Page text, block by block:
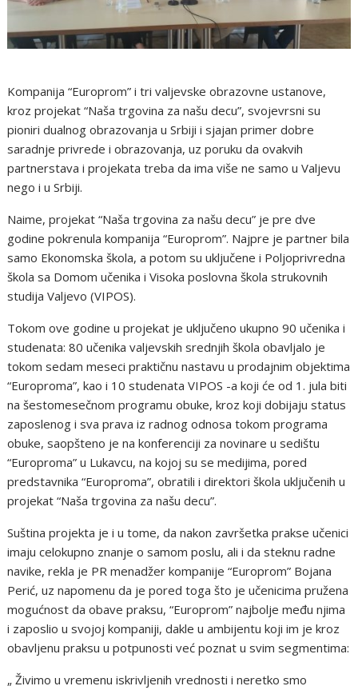
Kompanija “Europrom” i tri valjevske obrazovne ustanove,
kroz projekat “Naša trgovina za našu decu”, svojevrsni su
pioniri dualnog obrazovanja u Srbiji i sjajan primer dobre
saradnje privrede i obrazovanja, uz poruku da ovakvih
partnerstava i projekata treba da ima više ne samo u Valjevu
nego i u Srbiji.
Naime, projekat “Naša trgovina za našu decu” je pre dve
godine pokrenula kompanija “Europrom”. Najpre je partner bila
samo Ekonomska škola, a potom su uključene i Poljoprivredna
škola sa Domom učenika i Visoka poslovna škola strukovnih
studija Valjevo (VIPOS).
Tokom ove godine u projekat je uključeno ukupno 90 učenika i
studenata: 80 učenika valjevskih srednjih škola obavljalo je
tokom sedam meseci praktičnu nastavu u prodajnim objektima
“Europroma”, kao i 10 studenata VIPOS -a koji će od 1. jula biti
na šestomesečnom programu obuke, kroz koji dobijaju status
zaposlenog i sva prava iz radnog odnosa tokom programa
obuke, saopšteno je na konferenciji za novinare u sedištu
“Europroma” u Lukavcu, na kojoj su se medijima, pored
predstavnika “Europroma”, obratili i direktori škola uključenih u
projekat “Naša trgovina za našu decu”.
Suština projekta je i u tome, da nakon završetka prakse učenici
imaju celokupno znanje o samom poslu, ali i da steknu radne
navike, rekla je PR menadžer kompanije “Europrom” Bojana
Perić, uz napomenu da je pored toga što je učenicima pružena
mogućnost da obave praksu, “Europrom” najbolje među njima
i zaposlio u svojoj kompaniji, dakle u ambijentu koji im je kroz
obavljenu praksu u potpunosti već poznat u svim segmentima:
„ Živimo u vremenu iskrivljenih vrednosti i neretko smo